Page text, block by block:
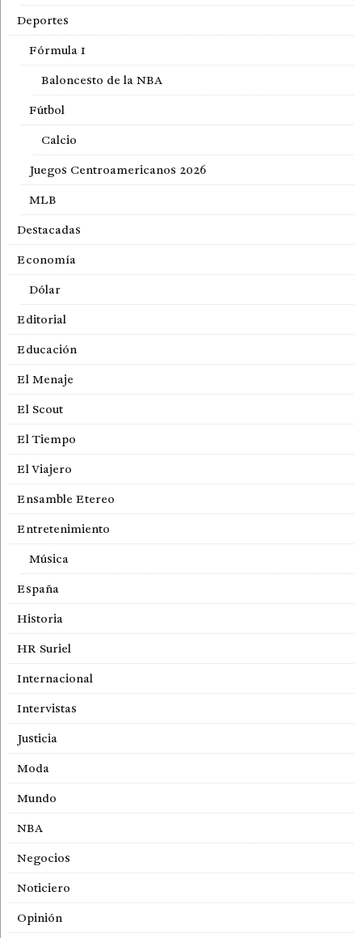
Deportes
Fórmula 1
Baloncesto de la NBA
Fútbol
Calcio
Juegos Centroamericanos 2026
MLB
Destacadas
Economía
Dólar
Editorial
Educación
El Menaje
El Scout
El Tiempo
El Viajero
Ensamble Etereo
Entretenimiento
Música
España
Historia
HR Suriel
Internacional
Intervistas
Justicia
Moda
Mundo
NBA
Negocios
Noticiero
Opinión